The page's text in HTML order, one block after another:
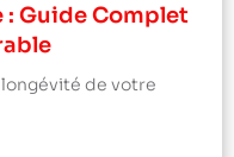
: Guide Complet
longévité de votre